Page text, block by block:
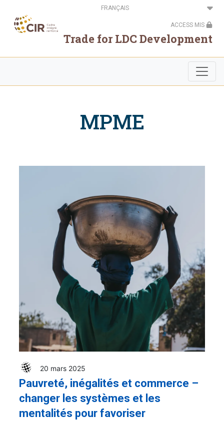
contenu
principal
Select
your
ACCESS MIS
Trade for LDC Development
MPME
20 mars 2025
Pauvreté, inégalités et commerce –
changer les systèmes et les
mentalités pour favoriser